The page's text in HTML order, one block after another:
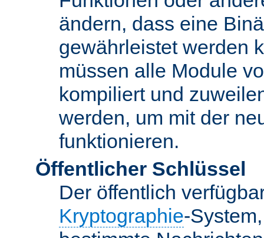
ändern, dass eine
gewährleistet werden
müssen alle Module
kompiliert und
werden, um mit der
funktionieren.
Öffentlicher Schlüssel
Der öffentlich
Kryptographie-